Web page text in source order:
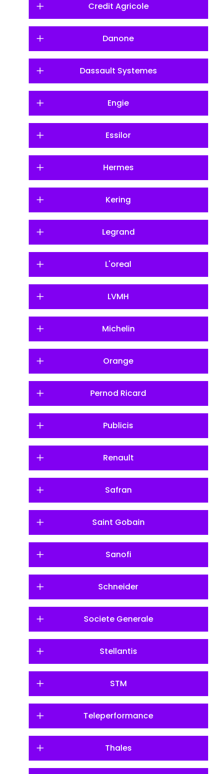
Credit Agricole
Danone
Dassault Systemes
Engie
Essilor
Hermes
Kering
Legrand
L'oreal
LVMH
Michelin
Orange
Pernod Ricard
Publicis
Renault
Safran
Saint Gobain
Sanofi
Schneider
Societe Generale
Stellantis
STM
Teleperformance
Thales